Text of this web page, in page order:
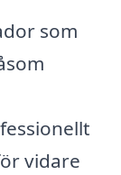
som
vidare